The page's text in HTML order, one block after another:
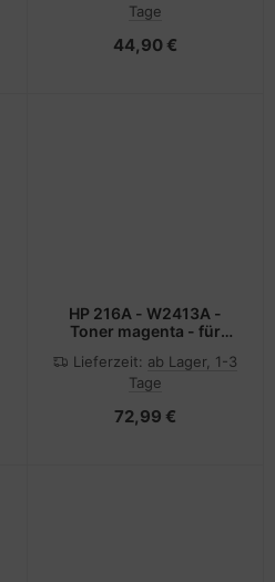
Tage
44,90 €
HP 216A - W2413A -
Toner magenta - für
M155a, MFP M182n, MFP
M182nw, MFP M183fw
Lieferzeit: ab Lager, 1-3
Tage
72,99 €